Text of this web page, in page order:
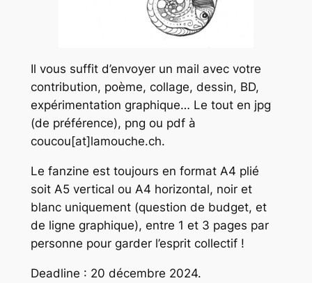
Il vous suffit d’envoyer un mail avec votre
contribution, poème, collage, dessin, BD,
expérimentation graphique… Le tout en jpg
(de préférence), png ou pdf à
coucou[at]lamouche.ch.
Le fanzine est toujours en format A4 plié
soit A5 vertical ou A4 horizontal, noir et
blanc uniquement (question de budget, et
de ligne graphique), entre 1 et 3 pages par
personne pour garder l’esprit collectif !
Deadline : 20 décembre 2024.